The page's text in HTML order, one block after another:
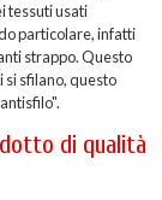
tessuti usati
particolare, infatti
strappo. Questo
si sfilano, questo
di qualità